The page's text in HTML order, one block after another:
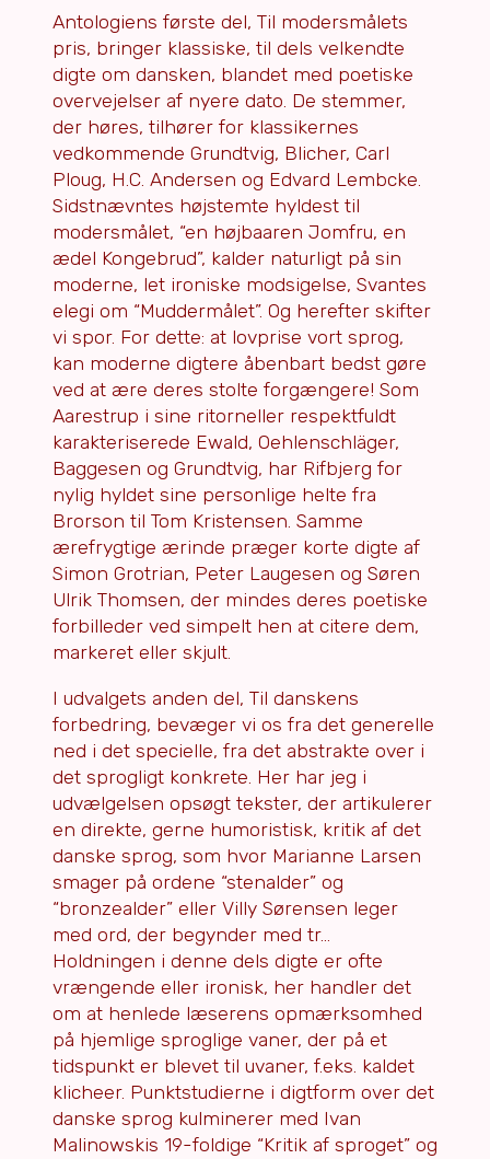
Antologiens første del, Til modersmålets
pris, bringer klassiske, til dels velkendte
digte om dansken, blandet med poetiske
overvejelser af nyere dato. De stemmer,
der høres, tilhører for klassikernes
vedkommende Grundtvig, Blicher, Carl
Ploug, H.C. Andersen og Edvard Lembcke.
Sidstnævntes højstemte hyldest til
modersmålet, “en højbaaren Jomfru, en
ædel Kongebrud”, kalder naturligt på sin
moderne, let ironiske modsigelse, Svantes
elegi om “Muddermålet”. Og herefter skifter
vi spor. For dette: at lovprise vort sprog,
kan moderne digtere åbenbart bedst gøre
ved at ære deres stolte forgængere! Som
Aarestrup i sine ritorneller respektfuldt
karakteriserede Ewald, Oehlenschläger,
Baggesen og Grundtvig, har Rifbjerg for
nylig hyldet sine personlige helte fra
Brorson til Tom Kristensen. Samme
ærefrygtige ærinde præger korte digte af
Simon Grotrian, Peter Laugesen og Søren
Ulrik Thomsen, der mindes deres poetiske
forbilleder ved simpelt hen at citere dem,
markeret eller skjult.
I udvalgets anden del, Til danskens
forbedring, bevæger vi os fra det generelle
ned i det specielle, fra det abstrakte over i
det sprogligt konkrete. Her har jeg i
udvælgelsen opsøgt tekster, der artikulerer
en direkte, gerne humoristisk, kritik af det
danske sprog, som hvor Marianne Larsen
smager på ordene “stenalder” og
“bronzealder” eller Villy Sørensen leger
med ord, der begynder med tr…
Holdningen i denne dels digte er ofte
vrængende eller ironisk, her handler det
om at henlede læserens opmærksomhed
på hjemlige sproglige vaner, der på et
tidspunkt er blevet til uvaner, f.eks. kaldet
klicheer. Punktstudierne i digtform over det
danske sprog kulminerer med Ivan
Malinowskis 19-foldige “Kritik af sproget” og